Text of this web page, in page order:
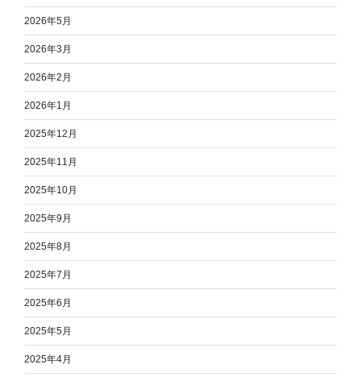
2026年5月
2026年3月
2026年2月
2026年1月
2025年12月
2025年11月
2025年10月
2025年9月
2025年8月
2025年7月
2025年6月
2025年5月
2025年4月